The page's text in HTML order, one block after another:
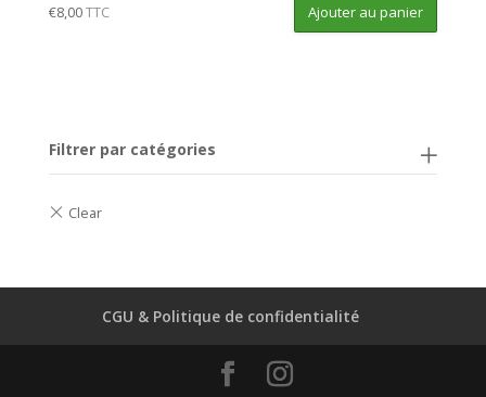
€8,00TTC Ajouter au panier
Filtrer par catégories
CGU & Politique de confidentialité